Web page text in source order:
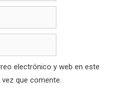
electrónico y web en este
que comente.